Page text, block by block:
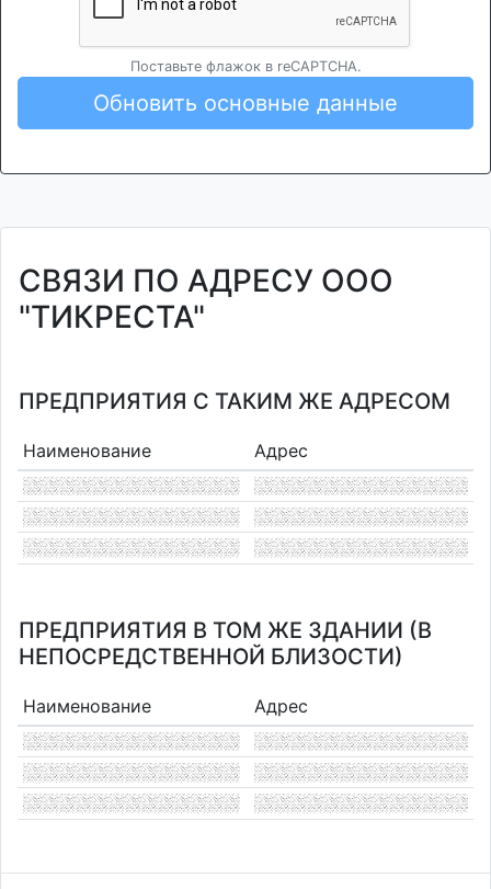
Поставьте флажок в reCAPTCHA.
Обновить основные данные
СВЯЗИ ПО АДРЕСУ ООО
"ТИКРЕСТА"
ПРЕДПРИЯТИЯ С ТАКИМ ЖЕ АДРЕСОМ
Наименование Адрес
ПРЕДПРИЯТИЯ В ТОМ ЖЕ ЗДАНИИ (В
НЕПОСРЕДСТВЕННОЙ БЛИЗОСТИ)
Наименование Адрес